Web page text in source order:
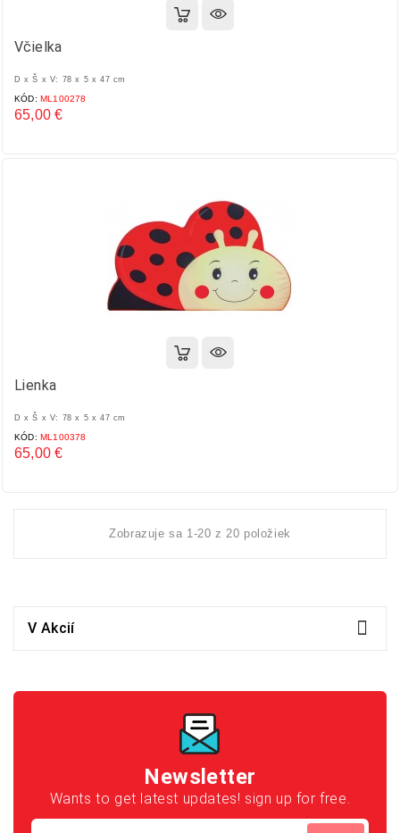
Včielka
D x Š x V: 78 x 5 x 47 cm
KÓD: ML100278
65,00 €
Lienka
D x Š x V: 78 x 5 x 47 cm
KÓD: ML100378
65,00 €
Zobrazuje sa 1-20 z 20 položiek
V Akcií 
Newsletter
Wants to get latest updates! sign up for free.